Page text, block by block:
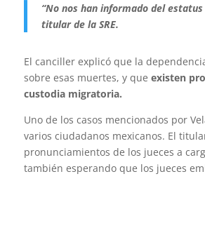
“No nos han informado del
titular de la SRE.
El canciller explicó que la
sobre esas muertes, y que existen
custodia migratoria.
Uno de los casos mencionados por
varios ciudadanos mexicanos. El
pronunciamientos de los jueces a
también esperando que los jueces